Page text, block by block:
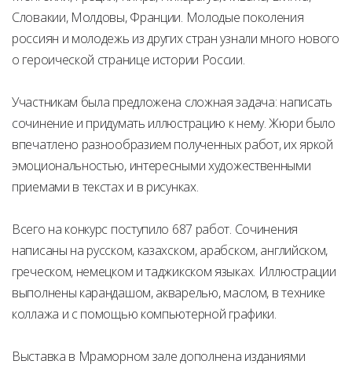
Словакии, Молдовы, Франции. Молодые поколения
россиян и молодежь из других стран узнали много нового
о героической странице истории России.
Участникам была предложена сложная задача: написать
сочинение и придумать иллюстрацию к нему. Жюри было
впечатлено разнообразием полученных работ, их яркой
эмоциональностью, интересными художественными
приемами в текстах и в рисунках.
Всего на конкурс поступило 687 работ. Сочинения
написаны на русском, казахском, арабском, английском,
греческом, немецком и таджикском языках. Иллюстрации
выполнены карандашом, акварелью, маслом, в технике
коллажа и с помощью компьютерной графики.
Выставка в Мраморном зале дополнена изданиями